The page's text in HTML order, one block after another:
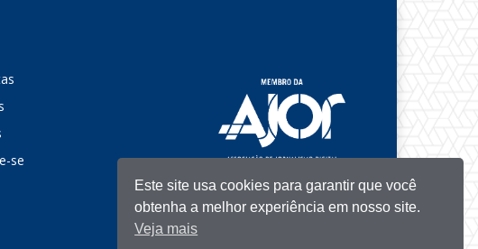
se
Este site usa cookies para garantir que você
obtenha a melhor experiência em nosso site.
Veja mais